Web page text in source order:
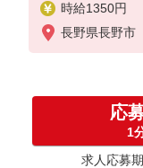
時給1350円
長野県長野市
応
1
求人応募